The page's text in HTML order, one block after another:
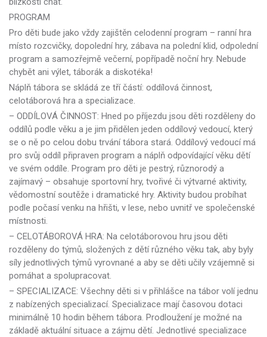
PROGRAM
Pro děti bude jako vždy zajištěn celodenní program – ranní hra
místo rozcvičky, dopolední hry, zábava na polední klid, odpolední
program a samozřejmě večerní, popřípadě noční hry. Nebude
chybět ani výlet, táborák a diskotéka!
Náplň tábora se skládá ze tří částí: oddílová činnost,
celotáborová hra a specializace.
– ODDÍLOVÁ ČINNOST: Hned po příjezdu jsou děti rozděleny do
oddílů podle věku a je jim přidělen jeden oddílový vedoucí, který
se o ně po celou dobu trvání tábora stará. Oddílový vedoucí má
pro svůj oddíl připraven program a náplň odpovídající věku dětí
ve svém oddíle. Program pro děti je pestrý, různorodý a
zajímavý – obsahuje sportovní hry, tvořivé či výtvarné aktivity,
vědomostní soutěže i dramatické hry. Aktivity budou probíhat
podle počasí venku na hřišti, v lese, nebo uvnitř ve společenské
místnosti.
– CELOTÁBOROVÁ HRA: Na celotáborovou hru jsou děti
rozděleny do týmů, složených z dětí různého věku tak, aby byly
síly jednotlivých týmů vyrovnané a aby se děti učily vzájemně si
pomáhat a spolupracovat.
– SPECIALIZACE: Všechny děti si v přihlášce na tábor volí jednu
z nabízených specializací. Specializace mají časovou dotaci
minimálně 10 hodin během tábora. Prodloužení je možné na
základě aktuální situace a zájmu dětí. Jednotlivé specializace